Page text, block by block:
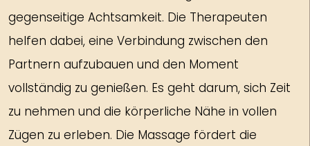
gegenseitige Achtsamkeit. Die Therapeuten
helfen dabei, eine Verbindung zwischen den
Partnern aufzubauen und den Moment
vollständig zu genießen. Es geht darum, sich Zeit
zu nehmen und die körperliche Nähe in vollen
Zügen zu erleben. Die Massage fördert die